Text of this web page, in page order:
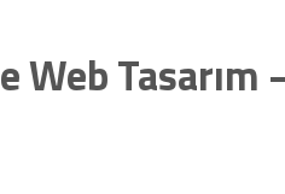
Web Tasarım